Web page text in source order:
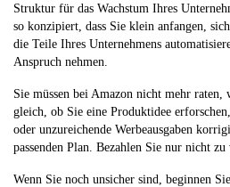
Struktur für das Wachstum Ihres
so konzipiert, dass Sie klein anfangen,
die Teile Ihres Unternehmens
Anspruch nehmen.
Sie müssen bei Amazon nicht mehr raten,
gleich, ob Sie eine Produktidee
oder unzureichende Werbeausgaben
passenden Plan. Bezahlen Sie nur nicht zu
Wenn Sie noch unsicher sind, beginnen